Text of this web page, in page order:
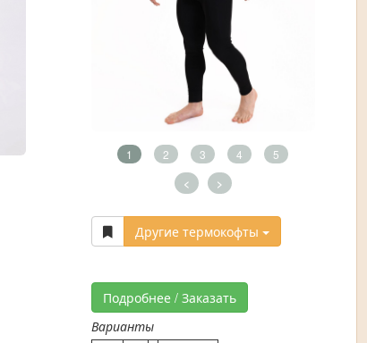
1 2 3 4 5
< >
Другие термокофты
Подробнее / Заказать
Варианты